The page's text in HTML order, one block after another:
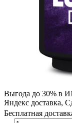
Выгода до 30% в
Яндекс доставка,
Бесплатная